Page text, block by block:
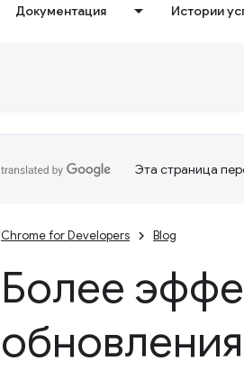
Документация Истории
Эта страница
Chrome for Developers Blog
Более